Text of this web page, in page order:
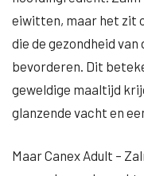
eiwitten, maar het zit
die de gezondheid van
bevorderen. Dit
geweldige maaltijd
glanzende vacht en
Maar Canex Adult –